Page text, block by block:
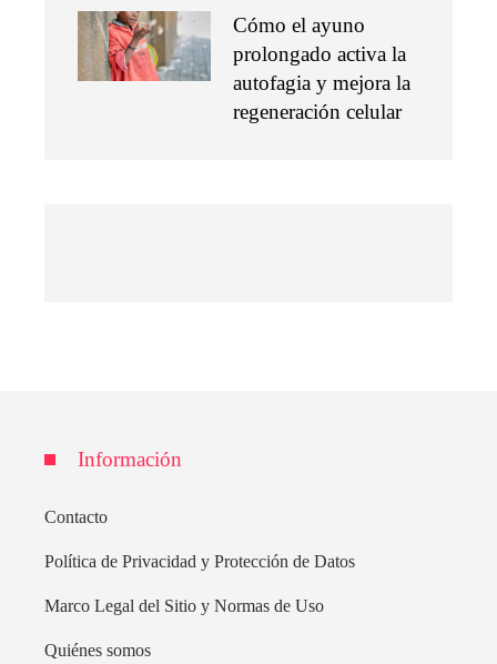
Cómo el ayuno
prolongado activa la
autofagia y mejora la
regeneración celular
Información
Contacto
Política de Privacidad y Protección de Datos
Marco Legal del Sitio y Normas de Uso
Quiénes somos